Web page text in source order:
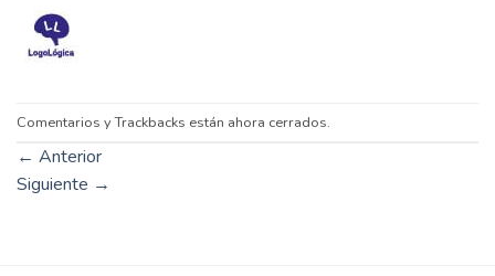
Comentarios y Trackbacks están ahora cerrados.
← Anterior
Siguiente →